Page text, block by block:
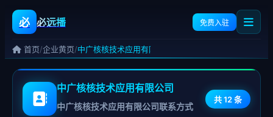
必 必远播 免费入驻
首页/企业黄页/中广核核技术应用有限公司
中广核核技术应用有限公司
中广核核技术应用有限公司联系方式
共 12 条